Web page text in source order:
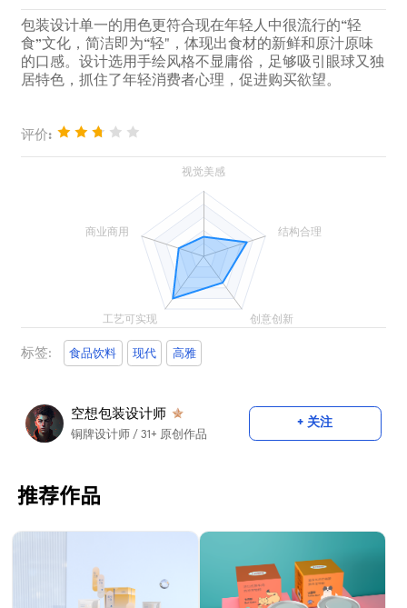
包装设计单一的用色更符合现在年轻人中很流行的“轻
食”文化，简洁即为“轻"，体现出食材的新鲜和原汁原味
的口感。设计选用手绘风格不显庸俗，足够吸引眼球又独
居特色，抓住了年轻消费者心理，促进购买欲望。
评价:
标签: 食品饮料 现代 高雅
空想包装设计师
铜牌设计师 / 31+ 原创作品
+ 关注
推荐作品